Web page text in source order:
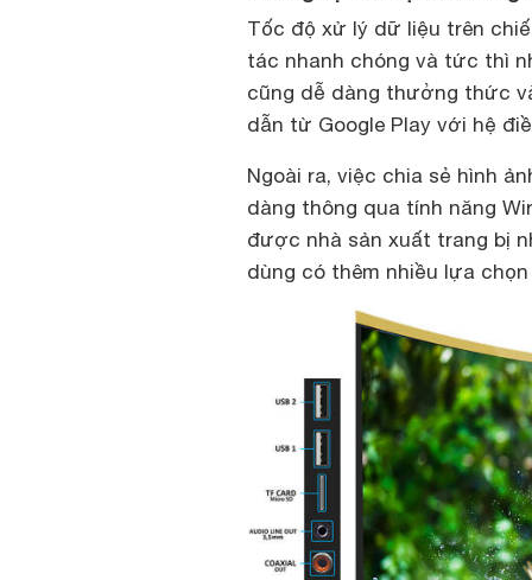
Tốc độ xử lý dữ liệu trên
tác nhanh chóng và tức thì
cũng dễ dàng thưởng thức
dẫn từ Google Play với hệ
Ngoài ra, việc chia sẻ hình
dàng thông qua tính năng
được nhà sản xuất trang bị
dùng có thêm nhiều lựa